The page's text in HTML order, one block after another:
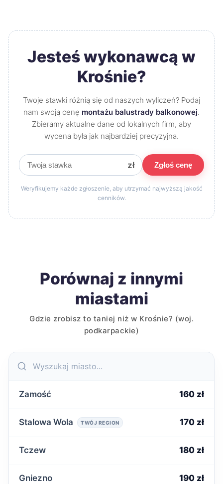
Jesteś wykonawcą w
Krośnie?
Twoje stawki różnią się od naszych wyliczeń? Podaj
nam swoją cenę montażu balustrady balkonowej.
Zbieramy aktualne dane od lokalnych firm, aby
wycena była jak najbardziej precyzyjna.
zł Zgłoś cenę
Weryfikujemy każde zgłoszenie, aby utrzymać najwyższą jakość
cenników.
Porównaj z innymi
miastami
Gdzie zrobisz to taniej niż w Krośnie? (woj.
podkarpackie)
Zamość 160 zł
Stalowa Wola TWÓJ REGION 170 zł
Tczew 180 zł
Gniezno 190 zł